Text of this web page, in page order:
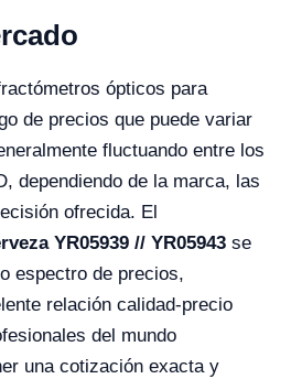
ópticos para
de precios que puede variar
fluctuando entre los
dependiendo de la marca, las
ofrecida. El
YR05939 // YR05943 se
espectro de precios,
relación calidad-precio
del mundo
una cotización exacta y